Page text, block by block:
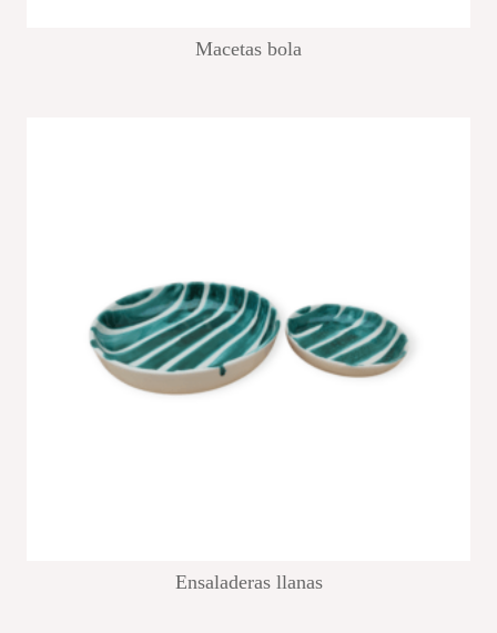
Macetas bola
Ensaladeras llanas